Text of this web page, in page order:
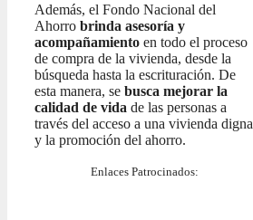
Además, el Fondo Nacional del
Ahorro brinda asesoría y
acompañamiento en todo el proceso
de compra de la vivienda, desde la
búsqueda hasta la escrituración. De
esta manera, se busca mejorar la
calidad de vida de las personas a
través del acceso a una vivienda digna
y la promoción del ahorro.
Enlaces Patrocinados: